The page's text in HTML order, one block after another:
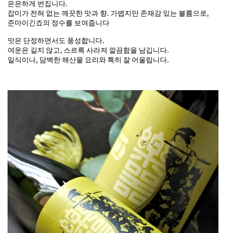
은은하게 번집니다.
잡미가 전혀 없는 깨끗한 맛과 향. 가볍지만 존재감 있는 볼륨으로,
준마이긴죠의 정수를 보여줍니다
맛은 단정하면서도 풍성합니다.
여운은 길지 않고, 스르륵 사라져 깔끔함을 남깁니다.
일식이나, 담백한 해산물 요리와 특히 잘 어울립니다.